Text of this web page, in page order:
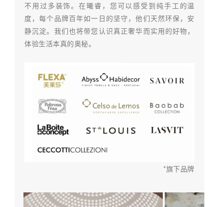
不用过多装饰。在曦睿，您可以感受到纯手工的温
度，每个品牌百年如一日的坚守，他们天然环保，安
静沉淀。我们也将带您认识真正奢华而实用的好物，
体验生活本真的奥秘。
*旗下品牌